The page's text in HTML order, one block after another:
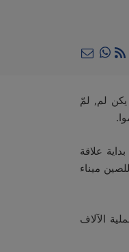
Compartir
Compartir en
Compartir en Facebook
RSS
en Whatsapp
يكن لم, لمّ
علاقة
ميناء
الآلاف